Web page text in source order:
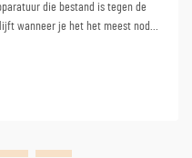
die bestand is tegen de
wanneer je het het meest nodig